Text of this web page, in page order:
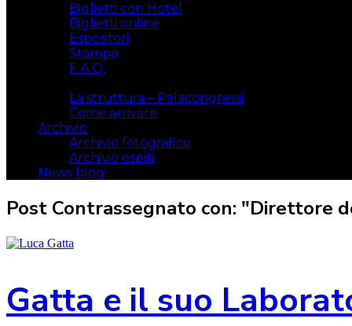
Biglietti con Hotel
Biglietti online
Espositori
Stampa
F.A.Q.
La struttura – Palacongressi
Come arrivare
Archivio
Archivio fotografico
Archivio ospiti
News blog
Post Contrassegnato con: "Direttore
Gatta e il suo